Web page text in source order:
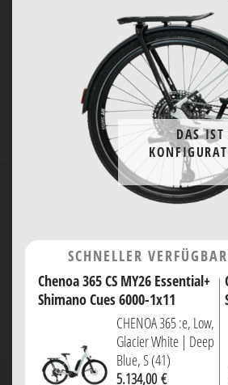
DAS
Das abgebildete
höherwertige Komponenten zu ersetzen, so dass
SCHNELLER
Chenoa 365 CS MY26 Essential+
Shimano Cues 6000-1x11
CHENOA 365 :e, Low,
Glacier White | Deep
Blue, S (41)
5.134,00 €